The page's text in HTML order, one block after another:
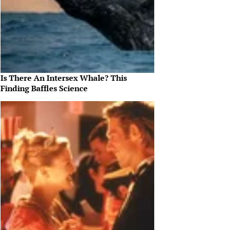
Is There An Intersex Whale? This
Finding Baffles Science